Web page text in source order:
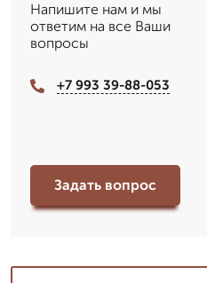
Напишите нам и мы
ответим на все Ваши
вопросы
+7 993 39-88-053
Задать вопрос